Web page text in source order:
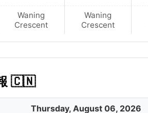
Waning
Crescent
Waning
Crescent
報 🇨🇳
Thursday, August 06, 2026